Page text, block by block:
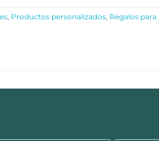
, Productos personalizados, Regalos